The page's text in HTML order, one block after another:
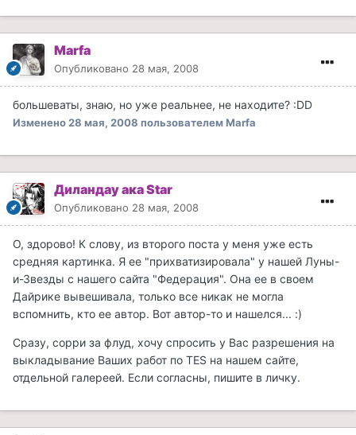
Marfa
Опубликовано 28 мая, 2008
большеваты, знаю, но уже реальнее, не находите? :DD
Изменено28 мая, 2008 пользователем Marfa
Диландау ака Star
Опубликовано 28 мая, 2008
О, здорово! К слову, из второго поста у меня уже есть
средняя картинка. Я ее "прихватизировала" у нашей Луны-
и-Звезды с нашего сайта "Федерация". Она ее в своем
Дайрике вывешивала, только все никак не могла
вспомнить, кто ее автор. Вот автор-то и нашелся... :)
Сразу, сорри за флуд, хочу спросить у Вас разрешения на
выкладывание Ваших работ по ТЕS на нашем сайте,
отдельной галереей. Если согласны, пишите в личку.